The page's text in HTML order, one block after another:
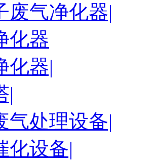
废气净化器|
化器
化器|
|
气处理设备|
化设备|